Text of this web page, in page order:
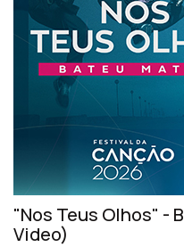
"Nos Teus Olhos" -
Video)